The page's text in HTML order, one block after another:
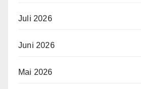
Juli 2026
Juni 2026
Mai 2026